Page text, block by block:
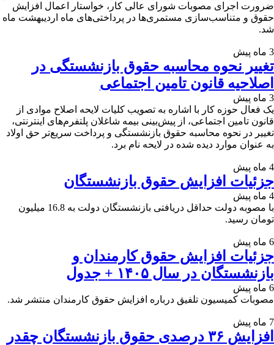
ضرورت اجرای مصوبات شورای عالی کار، خواستار اعمال افزایش
حقوق و متناسب‌سازی مستمری‌ها در پرداختی‌های ماه اردیبهشت ماه
شد.
3 ماه پیش
تغییر نحوه محاسبه حقوق بازنشستگی در
اصلاحیه قانون تامین اجتماعی
3 ماه پیش
یک فعال حوزه کار با اشاره به تصویب کلیات لایحه اصلاح موادی از
قانون تامین اجتماعی، از پیش‌بینی بیمه شاغلان پلتفرم‌های اینترنتی،
تغییر در نحوه محاسبه حقوق بازنشستگی و پرداخت سریع‌تر حق اولاد
به عنوان موارد دیده شده در لایحه نام برد.
4 ماه پیش
جزئیات افزایش حقوق بازنشستگان
4 ماه پیش
با مصوبه دولت حداقل دریافتی بازنشستگان دولت به 16.8 میلیون
تومان رسید.
6 ماه پیش
جزئیات افزایش حقوق کارمندان و
بازنشستگان در سال ۱۴۰۵ + جدول
6 ماه پیش
مصوبات کمیسیون تلفیق درباره افزایش حقوق کارمندان منتشر شد.
7 ماه پیش
افزایش ۳۶ درصدی حقوق بازنشستگان چقدر